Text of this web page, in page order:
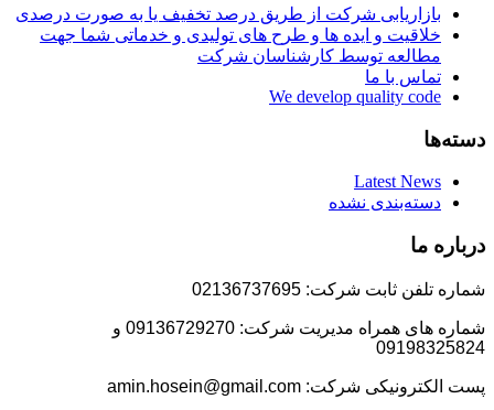
بازاریابی شرکت از طریق درصد تخفیف یا به صورت درصدی
خلاقیت و ایده ها و طرح های تولیدی و خدماتی شما جهت
مطالعه توسط کارشناسان شرکت
تماس با ما
We develop quality code
دسته‌ها
Latest News
دسته‌بندی نشده
درباره ما
شماره تلفن ثابت شرکت: 02136737695
شماره های همراه مدیریت شرکت: 09136729270 و
09198325824
پست الکترونیکی شرکت: amin.hosein@gmail.com